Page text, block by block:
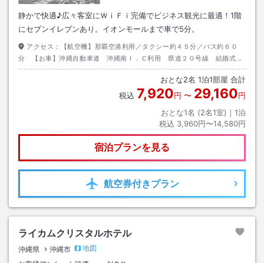
静かで快適♪広々客室にＷｉＦｉ完備でビジネス観光に最適！1階
にセブンイレブンあり。イオンモールまで車で5分。
アクセス：
【航空機】那覇空港利用／タクシー約４５分／バス約６０
分 【お車】沖縄自動車道 沖縄南Ｉ．Ｃ利用 県道２０号線 結婚式場
ＮＢＣ向かい
おとな2名 1泊1部屋 合計
税込 7,920円 〜 29,160円
おとな1名 (2名1室)｜ 1泊
税込 3,960円〜14,580円
宿泊プランを見る
航空券付きプラン
ライカムクリスタルホテル
沖縄県 沖縄市
地図